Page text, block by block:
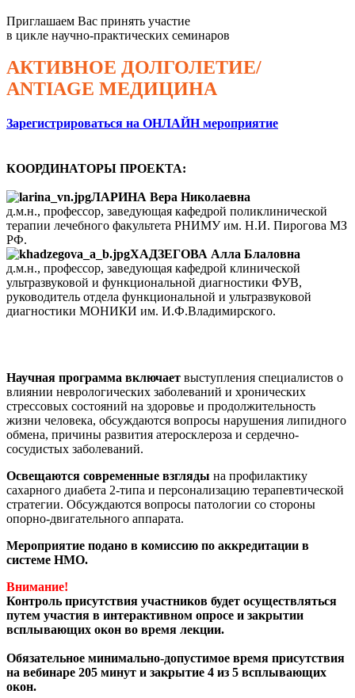
Приглашаем Вас принять участие
в цикле научно-практических семинаров
АКТИВНОЕ ДОЛГОЛЕТИЕ/
ANTIAGE МЕДИЦИНА
Зарегистрироваться на ОНЛАЙН мероприятие
КООРДИНАТОРЫ ПРОЕКТА:
ЛАРИНА Вера Николаевна
д.м.н., профессор, заведующая кафедрой поликлинической
терапии лечебного факультета РНИМУ им. Н.И. Пирогова МЗ
РФ.
ХАДЗЕГОВА Алла Блаловна
д.м.н., профессор, заведующая кафедрой клинической
ультразвуковой и функциональной диагностики ФУВ,
руководитель отдела функциональной и ультразвуковой
диагностики МОНИКИ им. И.Ф.Владимирского.
Научная программа включает выступления специалистов о
влиянии неврологических заболеваний и хронических
стрессовых состояний на здоровье и продолжительность
жизни человека, обсуждаются вопросы нарушения липидного
обмена, причины развития атеросклероза и сердечно-
сосудистых заболеваний.
Освещаются современные взгляды на профилактику
сахарного диабета 2-типа и персонализацию терапевтической
стратегии. Обсуждаются вопросы патологии со стороны
опорно-двигательного аппарата.
Мероприятие подано в комиссию по аккредитации в
системе НМО.
Внимание!
Контроль присутствия участников будет осуществляться
путем участия в интерактивном опросе и закрытии
всплывающих окон во время лекции.
Обязательное минимально-допустимое время присутствия
на вебинаре 205 минут и закрытие 4 из 5 всплывающих
окон.